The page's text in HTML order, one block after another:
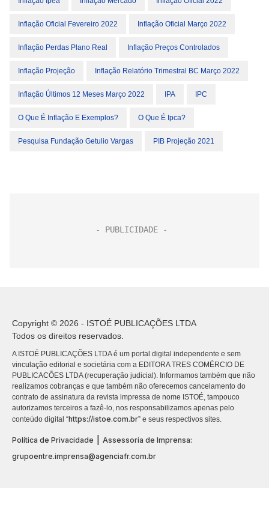
Inflação Oficial Fevereiro 2022 Inflação Oficial Março 2022
Inflação Perdas Plano Real Inflação Preços Controlados
Inflação Projeção Inflação Relatório Trimestral BC Março 2022
Inflação Últimos 12 Meses Março 2022 IPA IPC
O Que É Inflação E Exemplos? O Que É Ipca?
Pesquisa Fundação Getulio Vargas PIB Projeção 2021
Copyright © 2026 - ISTOÉ PUBLICAÇÕES LTDA
Todos os direitos reservados.
A ISTOÉ PUBLICAÇÕES LTDA é um portal digital independente e sem
vinculação editorial e societária com a EDITORA TRES COMÉRCIO DE
PUBLICACÕES LTDA (recuperação judicial). Informamos também que não
realizamos cobranças e que também não oferecemos cancelamento do
contrato de assinatura da revista impressa de nome ISTOÉ, tampouco
autorizamos terceiros a fazê-lo, nos responsabilizamos apenas pelo
conteúdo digital “https://istoe.com.br” e seus respectivos sites.
Política de Privacidade
Assessoria de Imprensa:
grupoentre.imprensa@agenciafr.com.br